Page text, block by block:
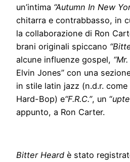
un’intima “Autumn In New
chitarra e contrabbasso, in
la collaborazione di Ron
brani originali spiccano
alcune influenze gospel, “Mr.
Elvin Jones” con una
in stile latin jazz (n.d.r.
Hard-Bop) e“F.R.C.”, un “
appunto, a Ron Carter.
Bitter Heard è stato